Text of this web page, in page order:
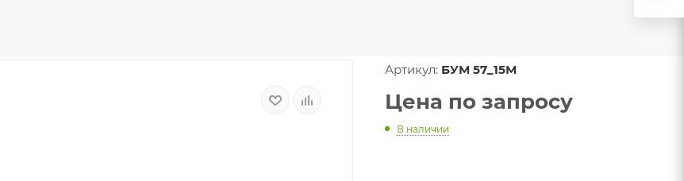
Артикул: БУМ 57_15М
Цена по запросу
В наличии